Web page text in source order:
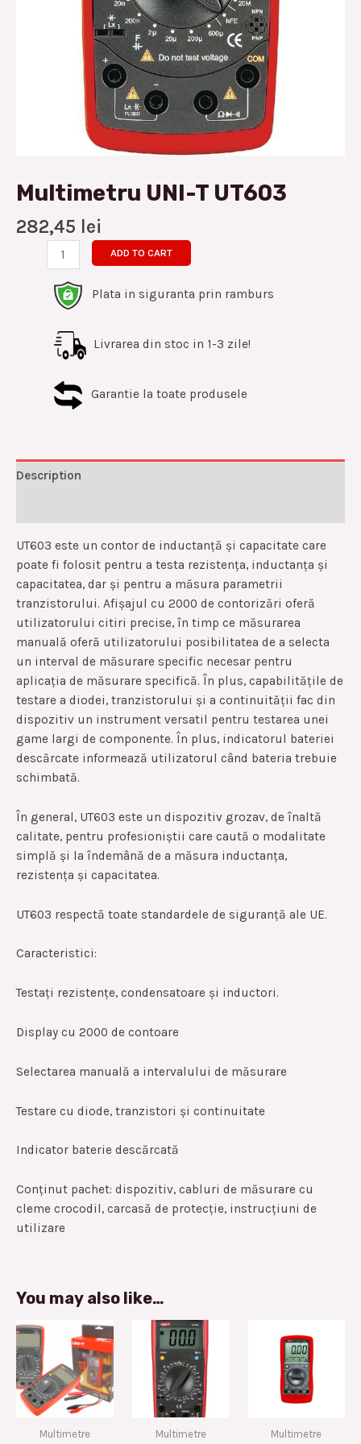
Multimetru UNI-T UT603
282,45 lei
ADD TO CART
Plata in siguranta prin ramburs
Livrarea din stoc in 1-3 zile!
Garantie la toate produsele
Description
UT603 este un contor de inductanță și capacitate care
poate fi folosit pentru a testa rezistența, inductanța și
capacitatea, dar și pentru a măsura parametrii
tranzistorului. Afișajul cu 2000 de contorizări oferă
utilizatorului citiri precise, în timp ce măsurarea
manuală oferă utilizatorului posibilitatea de a selecta
un interval de măsurare specific necesar pentru
aplicația de măsurare specifică. În plus, capabilitățile de
testare a diodei, tranzistorului și a continuității fac din
dispozitiv un instrument versatil pentru testarea unei
game largi de componente. În plus, indicatorul bateriei
descărcate informează utilizatorul când bateria trebuie
schimbată.
În general, UT603 este un dispozitiv grozav, de înaltă
calitate, pentru profesioniștii care caută o modalitate
simplă și la îndemână de a măsura inductanța,
rezistența și capacitatea.
UT603 respectă toate standardele de siguranță ale UE.
Caracteristici:
Testați rezistențe, condensatoare și inductori.
Display cu 2000 de contoare
Selectarea manuală a intervalului de măsurare
Testare cu diode, tranzistori și continuitate
Indicator baterie descărcată
Conținut pachet: dispozitiv, cabluri de măsurare cu
cleme crocodil, carcasă de protecție, instrucțiuni de
utilizare
You may also like…
Multimetre Multimetre Multimetre